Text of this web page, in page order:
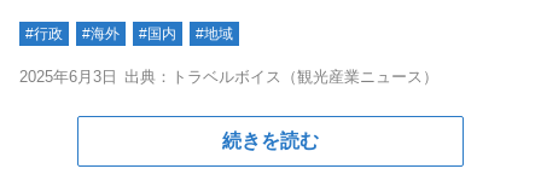
#行政 #海外 #国内 #地域
2025年6月3日 出典：トラベルボイス（観光産業ニュース）
続きを読む